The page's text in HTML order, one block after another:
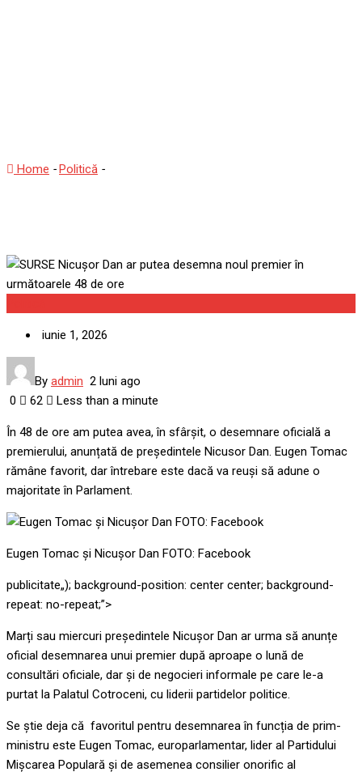
Home -Politică -
iunie 1, 2026
By admin 2 luni ago
0
62 Less than a minute
În 48 de ore am putea avea, în sfârșit, o desemnare oficială a
premierului, anunțată de președintele Nicusor Dan. Eugen Tomac
rămâne favorit, dar întrebare este dacă va reuși să adune o
majoritate în Parlament.
Eugen Tomac și Nicușor Dan FOTO: Facebook
publicitate„); background-position: center center; background-
repeat: no-repeat;”>
Marți sau miercuri președintele Nicușor Dan ar urma să anunțe
oficial desemnarea unui premier după aproape o lună de
consultări oficiale, dar și de negocieri informale pe care le-a
purtat la Palatul Cotroceni, cu liderii partidelor politice.
Se știe deja că favoritul pentru desemnarea în funcția de prim-
ministru este Eugen Tomac, europarlamentar, lider al Partidului
Mișcarea Populară și de asemenea consilier onorific al